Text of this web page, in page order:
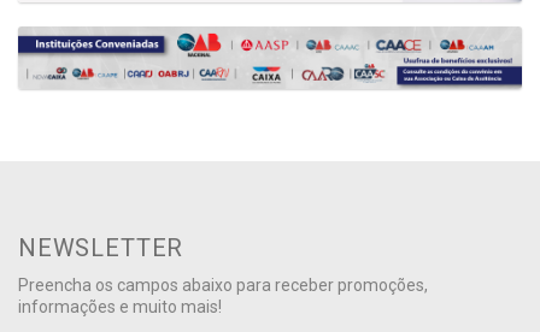
NEWSLETTER
Preencha os campos abaixo para receber promoções,
informações e muito mais!